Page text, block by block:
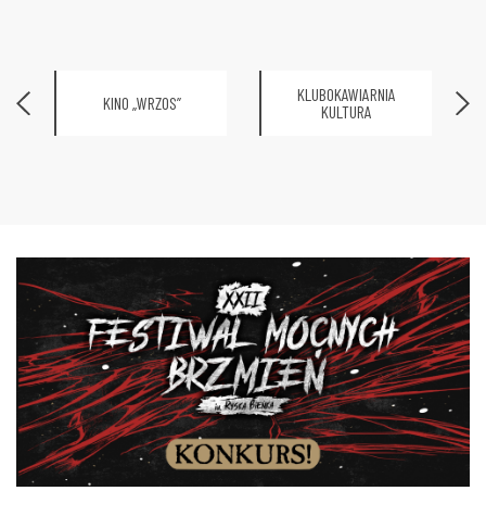
KINO „WRZOS”
KLUBOKAWIARNIA
KULTURA